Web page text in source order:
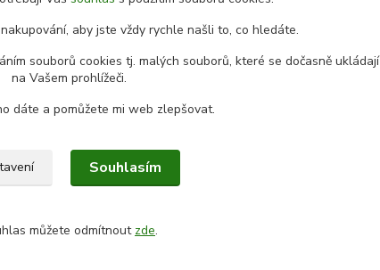
aby jste vždy rychle našli to, co hledáte.
souborů cookies tj. malých souborů, které se dočasně ukládají
na Vašem prohlížeči.
dáte a pomůžete mi web zlepšovat.
Souhlasím
můžete odmítnout zde.